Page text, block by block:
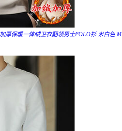
厚保暖一体绒卫衣翻领男士POLO衫 米白色 M